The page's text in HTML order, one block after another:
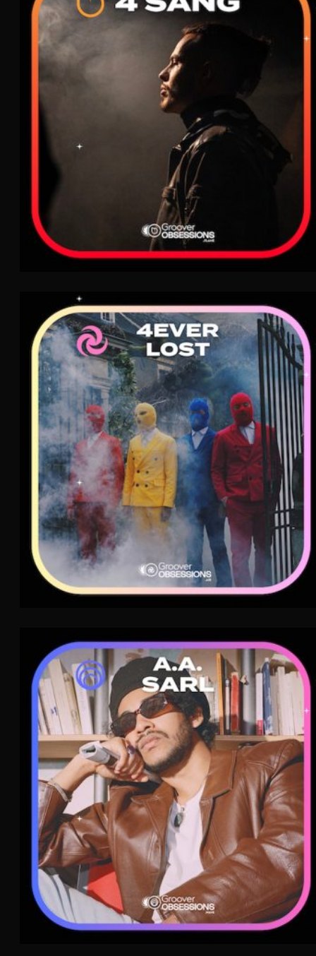
4 Sang
FLAME
4ever lost
AIR Pop R&B
A.A. SARL
Indie Pop Pop Pop Rock WAVE